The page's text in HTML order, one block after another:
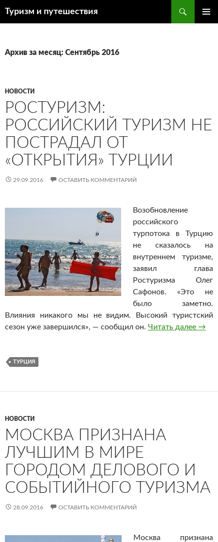
Туризм и путешествия
Архив за месяц: Сентябрь 2016
НОВОСТИ
РОСТУРИЗМ:
РОССИЙСКИЙ ТУРИЗМ НЕ
ПОСТРАДАЛ ОТ
«ОТКРЫТИЯ» ТУРЦИИ
29.09.2016 ОСТАВИТЬ КОММЕНТАРИЙ
Возобновление
российского
турпотока в Турцию
не сказалось на
внутреннем туризме,
заявил глава
Ростуризма Олег
Сафонов. «Это не
было заметно.
Влияния никакого мы не видим. Высокий туристский
сезон уже завершился», — сообщил он. Читать далее →
ТУРЦИЯ
НОВОСТИ
МОСКВА ПРИЗНАНА
ЛУЧШИМ В МИРЕ
ГОРОДОМ ДЕЛОВОГО И
СОБЫТИЙНОГО ТУРИЗМА
28.09.2016 ОСТАВИТЬ КОММЕНТАРИЙ
Москва признана